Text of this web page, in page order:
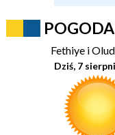
POGODA
Fethiye i
Dziś, 7